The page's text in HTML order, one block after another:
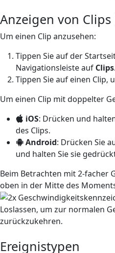
Anzeigen von
Um einen Clip anzusehen:
Tippen Sie auf der
Navigationsleiste auf Clips.
Tippen Sie auf einen Clip,
Um einen Clip mit doppelter
iOS: Drücken und
des Clips.
Android: Drücken Sie
und halten Sie sie
Beim Betrachten mit 2-facher
oben in der Mitte des
Loslassen, um zur normalen
zurückzukehren.
Ereignistypen